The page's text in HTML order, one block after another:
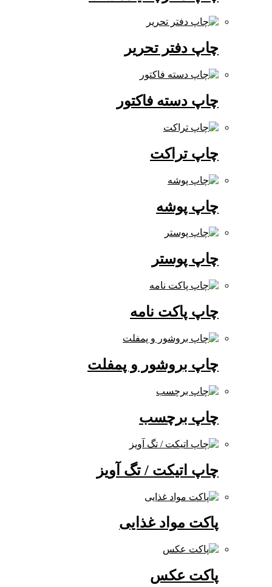
چاپ دفتر تحریر
چاپ دسته فاکتور
چاپ تراکت
چاپ پوشه
چاپ پوستر
چاپ پاکت نامه
چاپ بروشور و پمفلت
چاپ برچسب
چاپ اتیکت / تگ آویز
پاکت مواد غذایی
پاکت عکس